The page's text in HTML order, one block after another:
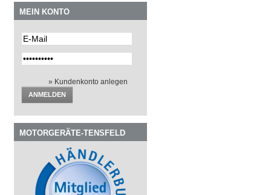
MEIN KONTO
» Kundenkonto anlegen
ANMELDEN
MOTORGERÄTE-TENSFELD